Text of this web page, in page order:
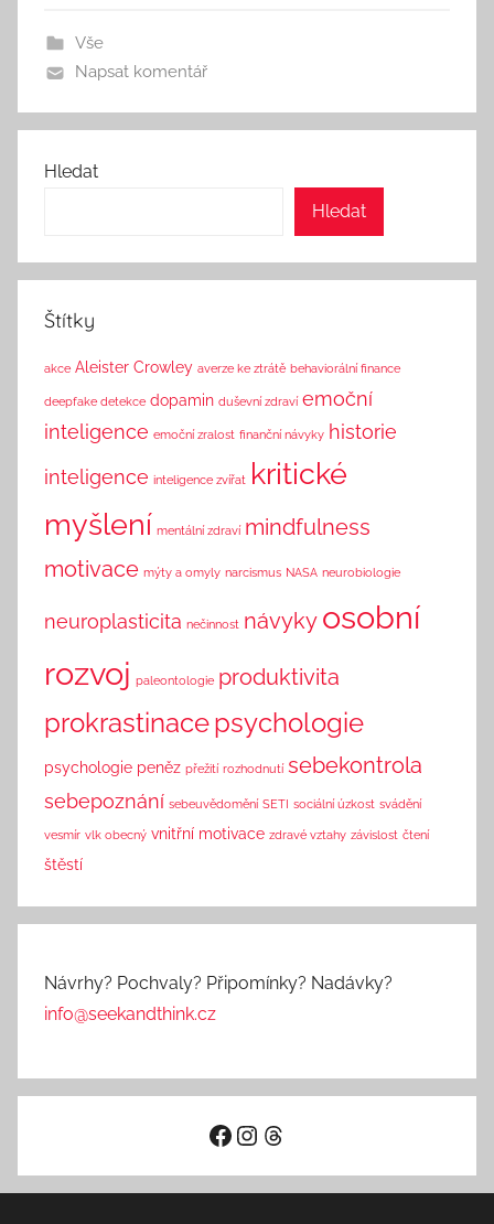
d
k
Vše
Napsat komentář
Hledat
Hledat
Štítky
akce Aleister Crowley averze ke ztrátě behaviorální finance
deepfake detekce dopamin duševní zdraví emoční
inteligence emoční zralost finanční návyky historie
inteligence inteligence zvířat
kritické
myšlení mentální zdraví mindfulness
motivace mýty a omyly narcismus NASA neurobiologie
neuroplasticita nečinnost návyky osobní
rozvoj paleontologie produktivita
prokrastinacepsychologie
psychologie peněz přežití rozhodnutí sebekontrola
sebepoznání sebeuvědomění SETI sociální úzkost svádění
vesmír vlk obecný vnitřní motivace zdravé vztahy závislost čtení
štěstí
Návrhy? Pochvaly? Připomínky? Nadávky?
info@seekandthink.cz
Facebook
Instagram
Threads